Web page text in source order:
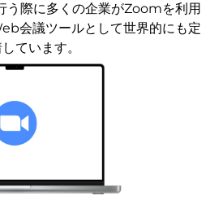
う際に多くの企業がZoomを利用
会議ツールとして世界的にも定
ています。